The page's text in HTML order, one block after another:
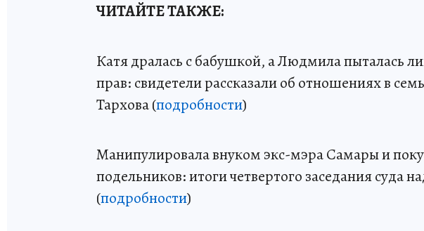
ЧИТАЙТЕ ТАКЖЕ:
Катя дралась с бабушкой, а Людмила пыталась
прав: свидетели рассказали об отношениях в
Тархова (подробности)
Манипулировала внуком экс-мэра Самары и
подельников: итоги четвертого заседания суда
(подробности)